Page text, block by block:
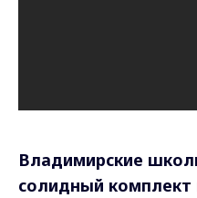
Владимирские
солидный комплект